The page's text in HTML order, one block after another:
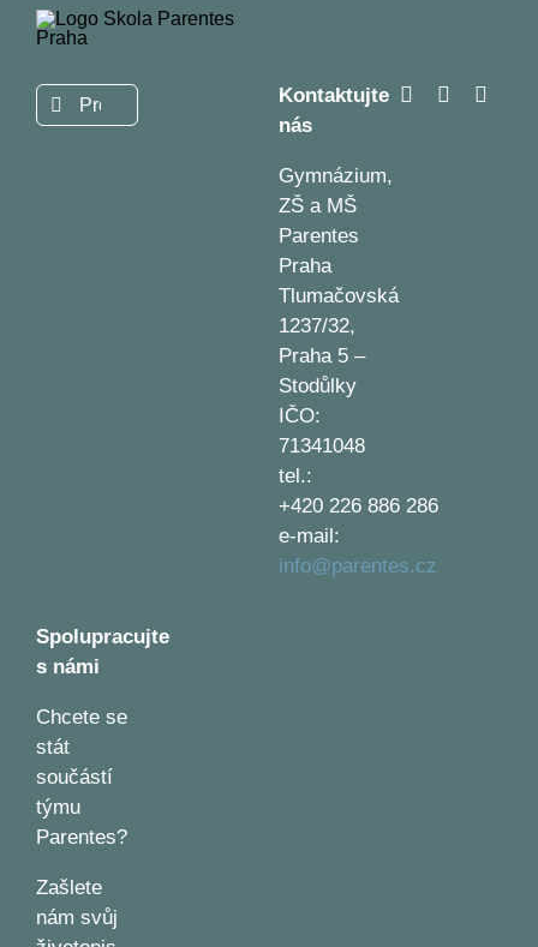
Hledat:
Kontaktujte
nás
Gymnázium,
ZŠ a MŠ
Parentes
Praha
Tlumačovská
1237/32,
Praha 5 –
Stodůlky
IČO:
71341048
tel.:
+420 226 886 286
e-mail:
info@parentes.cz
Spolupracujte
s námi
Chcete se
stát
součástí
týmu
Parentes?
Zašlete
nám svůj